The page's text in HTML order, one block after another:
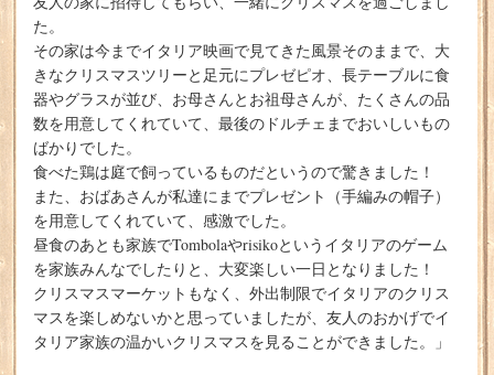
た。
その家は今までイタリア映画で見てきた風景そのままで、大
きなクリスマスツリーと足元にプレゼピオ、長テーブルに食
器やグラスが並び、お母さんとお祖母さんが、たくさんの品
数を用意してくれていて、最後のドルチェまでおいしいもの
ばかりでした。
食べた鶏は庭で飼っているものだというので驚きました！
また、おばあさんが私達にまでプレゼント（手編みの帽子）
を用意してくれていて、感激でした。
昼食のあとも家族でTombolaやrisikoというイタリアのゲーム
を家族みんなでしたりと、大変楽しい一日となりました！
クリスマスマーケットもなく、外出制限でイタリアのクリス
マスを楽しめないかと思っていましたが、友人のおかげでイ
タリア家族の温かいクリスマスを見ることができました。」